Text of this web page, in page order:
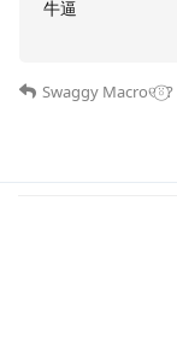
牛逼
Swaggy Macro୧⍤⃝?